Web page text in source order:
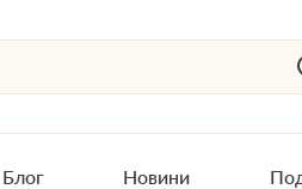
Блог Новини